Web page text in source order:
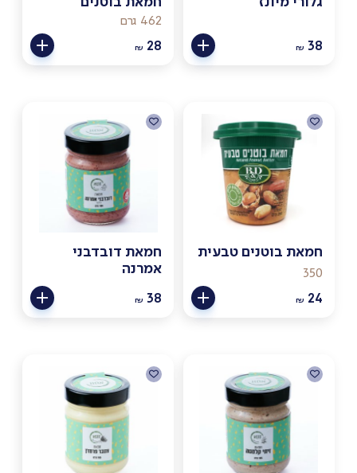
₪ 38
462 גרם
₪ 28
חמאת בוטנים טבעית
350
₪ 24
חמאת דובדבני
אמרנה
₪ 38